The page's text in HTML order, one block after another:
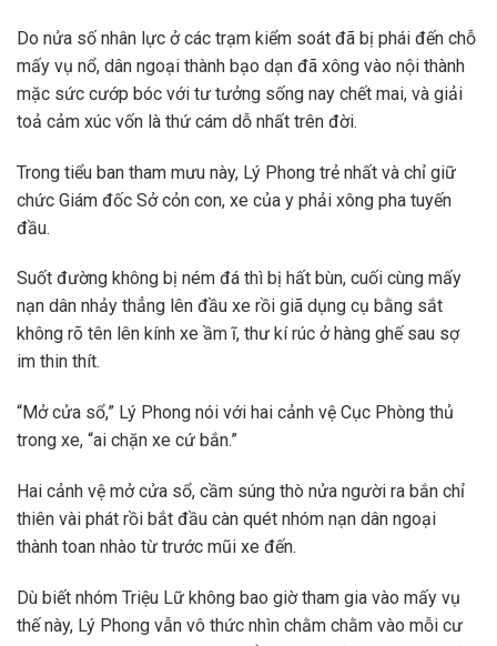
Do nửa số nhân lực ở các trạm kiểm soát đã bị phái đến chỗ
mấy vụ nổ, dân ngoại thành bạo dạn đã xông vào nội thành
mặc sức cướp bóc với tư tưởng sống nay chết mai, và giải
toả cảm xúc vốn là thứ cám dỗ nhất trên đời.
Trong tiểu ban tham mưu này, Lý Phong trẻ nhất và chỉ giữ
chức Giám đốc Sở cỏn con, xe của y phải xông pha tuyến
đầu.
Suốt đường không bị ném đá thì bị hất bùn, cuối cùng mấy
nạn dân nhảy thẳng lên đầu xe rồi giã dụng cụ bằng sắt
không rõ tên lên kính xe ầm ĩ, thư kí rúc ở hàng ghế sau sợ
im thin thít.
“Mở cửa sổ,” Lý Phong nói với hai cảnh vệ Cục Phòng thủ
trong xe, “ai chặn xe cứ bắn.”
Hai cảnh vệ mở cửa sổ, cầm súng thò nửa người ra bắn chỉ
thiên vài phát rồi bắt đầu càn quét nhóm nạn dân ngoại
thành toan nhào từ trước mũi xe đến.
Dù biết nhóm Triệu Lữ không bao giờ tham gia vào mấy vụ
thế này, Lý Phong vẫn vô thức nhìn chằm chằm vào mỗi cư